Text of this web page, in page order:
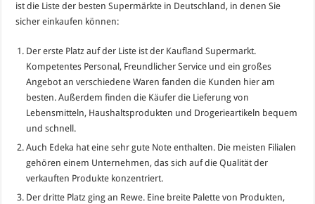
ist die Liste der besten Supermärkte in Deutschland, in denen Sie
sicher einkaufen können:
Der erste Platz auf der Liste ist der Kaufland Supermarkt.
Kompetentes Personal, Freundlicher Service und ein großes
Angebot an verschiedene Waren fanden die Kunden hier am
besten. Außerdem finden die Käufer die Lieferung von
Lebensmitteln, Haushaltsprodukten und Drogerieartikeln bequem
und schnell.
Auch Edeka hat eine sehr gute Note enthalten. Die meisten Filialen
gehören einem Unternehmen, das sich auf die Qualität der
verkauften Produkte konzentriert.
Der dritte Platz ging an Rewe. Eine breite Palette von Produkten,